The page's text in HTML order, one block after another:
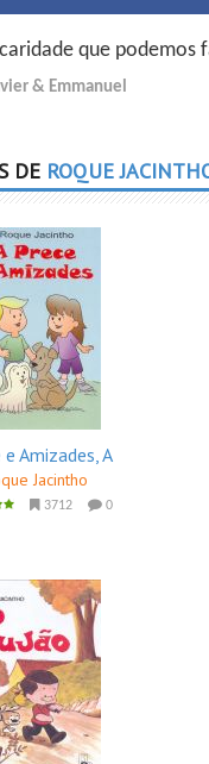
que podemos
& Emmanuel
DE ROQUE
e Amizades, A
Jacintho
3712 0